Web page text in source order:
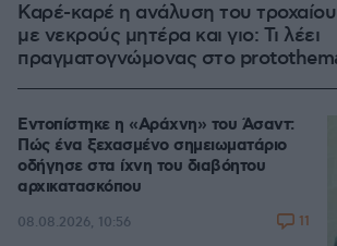
Καρέ-καρέ η ανάλυση του
με νεκρούς μητέρα και γιο: Τι λέει
πραγματογνώμονας στο
Εντοπίστηκε η «Αράχνη» του Άσαντ:
Πώς ένα ξεχασμένο σημειωματάριο
οδήγησε στα ίχνη του διαβόητου
αρχικατασκόπου
08.08.2026, 10:56 11